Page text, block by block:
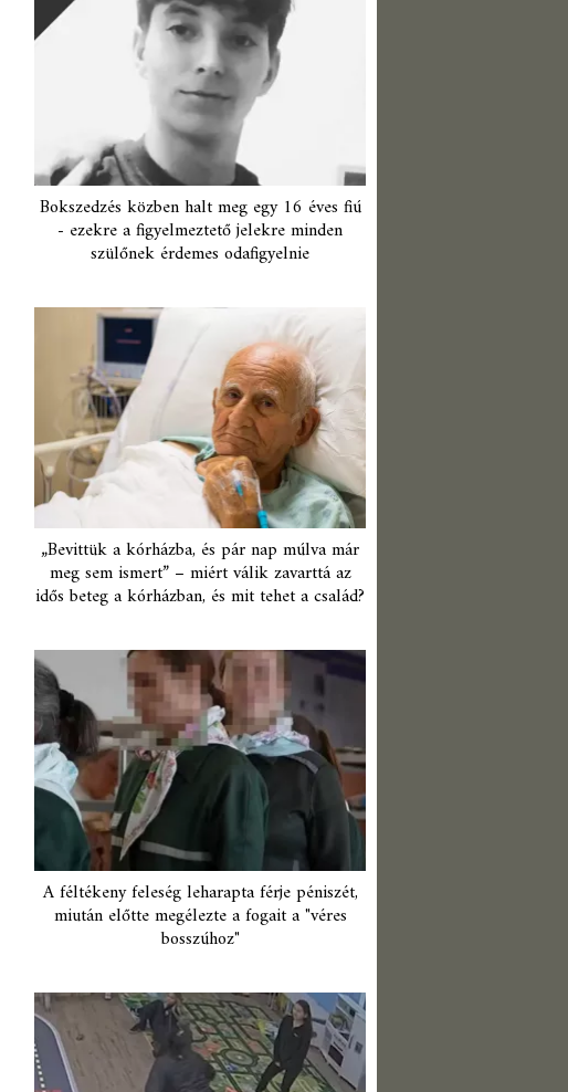
Bokszedzés közben halt meg egy 16 éves fiú
- ezekre a figyelmeztető jelekre minden
szülőnek érdemes odafigyelnie
„Bevittük a kórházba, és pár nap múlva már
meg sem ismert” – miért válik zavarttá az
idős beteg a kórházban, és mit tehet a család?
A féltékeny feleség leharapta férje péniszét,
miután előtte megélezte a fogait a "véres
bosszúhoz"